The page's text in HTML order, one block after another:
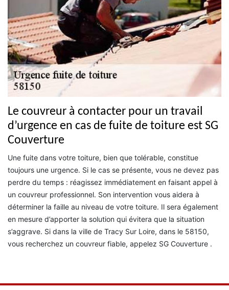
Le couvreur à contacter pour un travail
d’urgence en cas de fuite de toiture est SG
Couverture
Une fuite dans votre toiture, bien que tolérable, constitue
toujours une urgence. Si le cas se présente, vous ne devez pas
perdre du temps : réagissez immédiatement en faisant appel à
un couvreur professionnel. Son intervention vous aidera à
déterminer la faille au niveau de votre toiture. Il sera également
en mesure d’apporter la solution qui évitera que la situation
s’aggrave. Si dans la ville de Tracy Sur Loire, dans le 58150,
vous recherchez un couvreur fiable, appelez SG Couverture .